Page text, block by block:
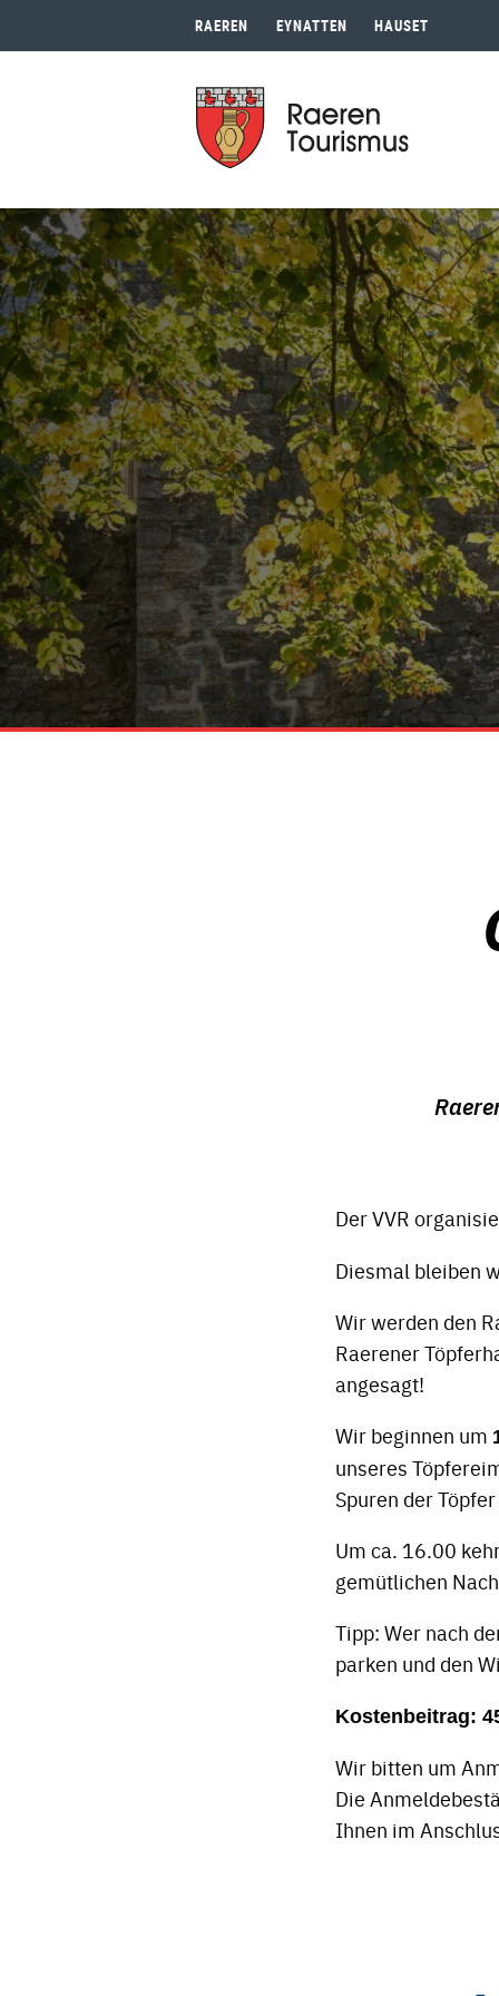
RAEREN EYNATTEN HAUSET
Der VVR
Diesmal bleiben
Wir werden den
Raerener
angesagt!
Wir beginnen um
unseres
Spuren der
Um ca. 16.00
gemütlichen
Tipp: Wer nach
parken und den
Kostenbeitrag:
Wir bitten um
Die
Ihnen im